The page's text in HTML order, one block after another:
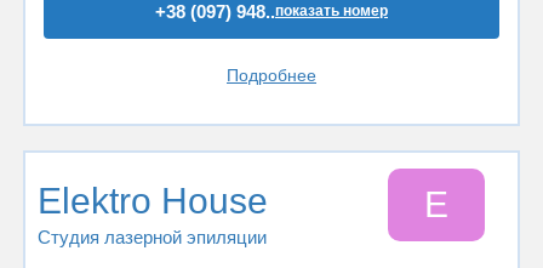
+38 (097) 948..показать номер
Подробнее
Elektro House
Студия лазерной эпиляции
E